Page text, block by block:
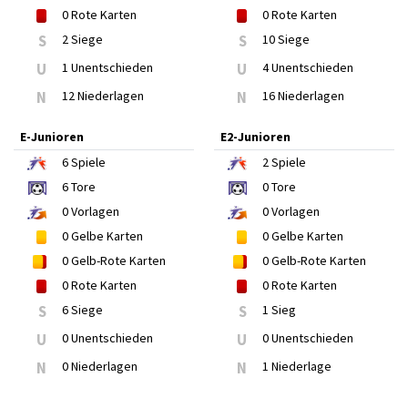
0Rote Karten
S 2 Siege
U 1 Unentschieden
N 12 Niederlagen
0Rote Karten
S 10 Siege
U 4 Unentschieden
N 16 Niederlagen
E-Junioren
6Spiele
6Tore
0Vorlagen
0Gelbe Karten
0Gelb-Rote Karten
0Rote Karten
S 6 Siege
U 0 Unentschieden
N 0 Niederlagen
E2-Junioren
2Spiele
0Tore
0Vorlagen
0Gelbe Karten
0Gelb-Rote Karten
0Rote Karten
S 1 Sieg
U 0 Unentschieden
N 1 Niederlage